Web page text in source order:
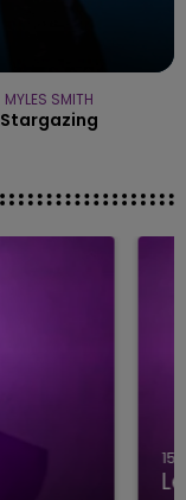
MYLES SMITH
Stargazing